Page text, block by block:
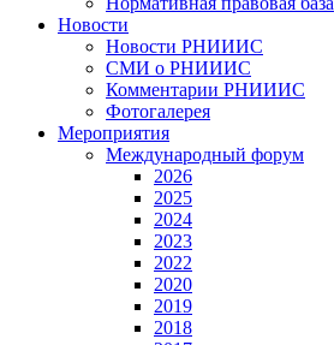
Новости
Новости РНИИИС
СМИ о РНИИИС
Комментарии РНИИИС
Фотогалерея
Мероприятия
Международный форум
2026
2025
2024
2023
2022
2020
2019
2018